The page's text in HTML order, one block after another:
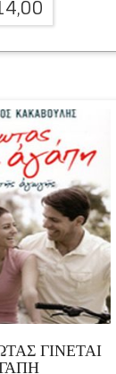
ΓΙΝΕΤΑΙ